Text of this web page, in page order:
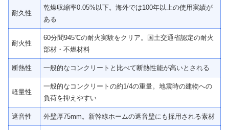
耐久性
乾燥収縮率0.05%以下。海外では100年以上の使用実績が
ある
耐火性
60分間945℃の耐火実験をクリア。国土交通省認定の耐火
部材・不燃材料
断熱性 一般的なコンクリートと比べて断熱性能が高いとされる
軽量性
一般的なコンクリートの約1/4の重量。地震時の建物への
負荷を抑えやすい
遮音性 外壁厚75mm。新幹線ホームの遮音壁にも採用される素材